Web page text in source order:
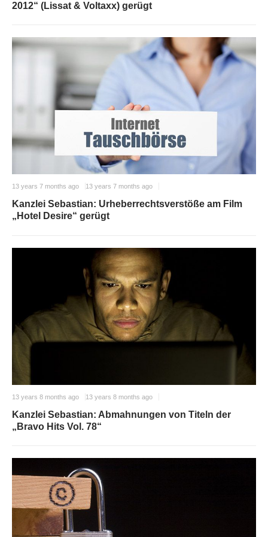
2012“ (Lissat & Voltaxx) gerügt
13 years 7 months ago 13 years 7 months ago
Kanzlei Sebastian: Urheberrechtsverstöße am Film
„Hotel Desire“ gerügt
13 years 8 months ago 13 years 8 months ago
Kanzlei Sebastian: Abmahnungen von Titeln der
„Bravo Hits Vol. 78“